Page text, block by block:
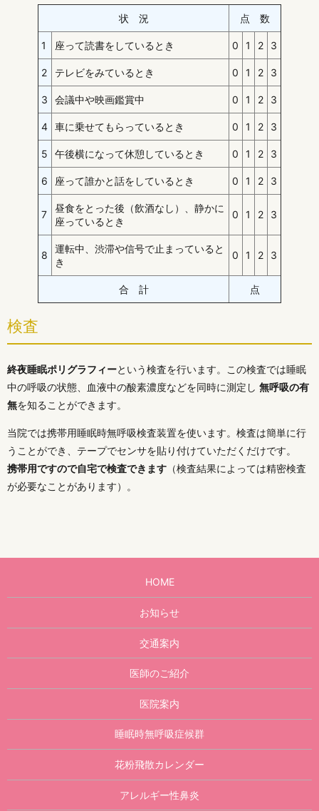
状 況 点 数
1 座って読書をしているとき 0 1 2 3
2 テレビをみているとき 0 1 2 3
3 会議中や映画鑑賞中 0 1 2 3
4 車に乗せてもらっているとき 0 1 2 3
5 午後横になって休憩しているとき 0 1 2 3
6 座って誰かと話をしているとき 0 1 2 3
7
昼食をとった後（飲酒なし）、静かに
座っているとき
0 1 2 3
8
運転中、渋滞や信号で止まっていると
き
0 1 2 3
合 計 点
検査
終夜睡眠ポリグラフィーという検査を行います。この検査では睡眠
中の呼吸の状態、血液中の酸素濃度などを同時に測定し 無呼吸の有
無を知ることができます。
当院では携帯用睡眠時無呼吸検査装置を使います。検査は簡単に行
うことができ、テープでセンサを貼り付けていただくだけです。
携帯用ですので自宅で検査できます （検査結果によっては精密検査
が必要なことがあります）。
HOME
お知らせ
交通案内
医師のご紹介
医院案内
睡眠時無呼吸症候群
花粉飛散カレンダー
アレルギー性鼻炎